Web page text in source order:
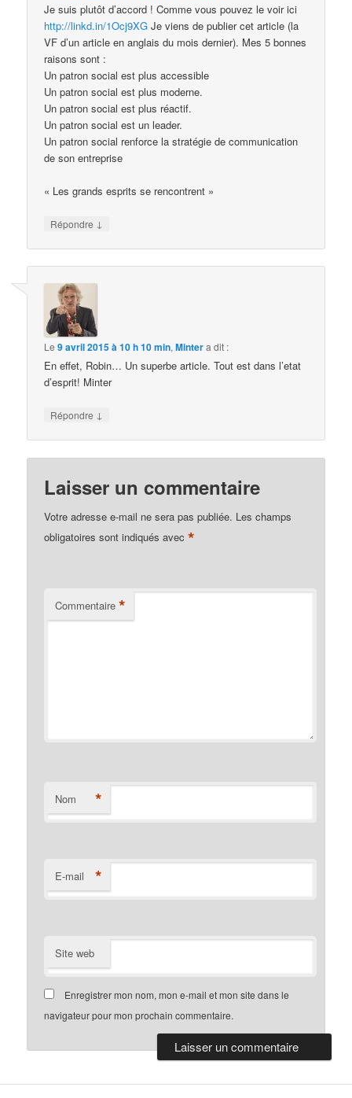
Je suis plutôt d’accord ! Comme vous pouvez le voir ici
http://linkd.in/1Ocj9XG Je viens de publier cet article (la
VF d’un article en anglais du mois dernier). Mes 5 bonnes
raisons sont :
Un patron social est plus accessible
Un patron social est plus moderne.
Un patron social est plus réactif.
Un patron social est un leader.
Un patron social renforce la stratégie de communication
de son entreprise
« Les grands esprits se rencontrent »
Répondre ↓
Le9 avril 2015 à 10 h 10 min,Mintera dit :
En effet, Robin… Un superbe article. Tout est dans l’etat
d’esprit! Minter
Répondre ↓
Laisser un commentaire
Votre adresse e-mail ne sera pas publiée. Les champs
obligatoires sont indiqués avec*
Commentaire *
Nom *
E-mail *
Site web
Enregistrer mon nom, mon e-mail et mon site dans le
navigateur pour mon prochain commentaire.